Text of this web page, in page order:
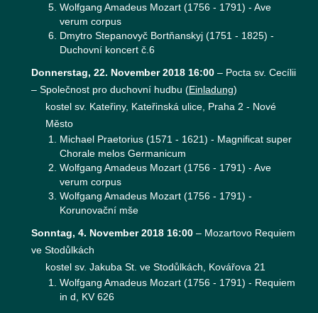
Wolfgang Amadeus Mozart (1756 - 1791) - Ave
verum corpus
Dmytro Stepanovyč Bortňanskyj (1751 - 1825) -
Duchovní koncert č.6
Donnerstag, 22. November 2018 16:00 – Pocta sv. Cecílii
– Společnost pro duchovní hudbu (Einladung)
kostel sv. Kateřiny, Kateřinská ulice, Praha 2 - Nové
Město
Michael Praetorius (1571 - 1621) - Magnificat super
Chorale melos Germanicum
Wolfgang Amadeus Mozart (1756 - 1791) - Ave
verum corpus
Wolfgang Amadeus Mozart (1756 - 1791) -
Korunovační mše
Sonntag, 4. November 2018 16:00 – Mozartovo Requiem
ve Stodůlkách
kostel sv. Jakuba St. ve Stodůlkách, Kovářova 21
Wolfgang Amadeus Mozart (1756 - 1791) - Requiem
in d, KV 626